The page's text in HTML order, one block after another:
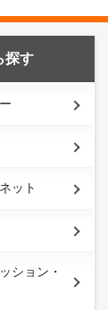
探す
ット
ション・